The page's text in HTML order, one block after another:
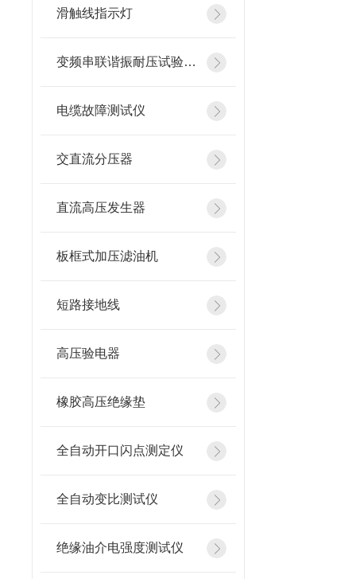
滑触线指示灯
变频串联谐振耐压试验装置
电缆故障测试仪
交直流分压器
直流高压发生器
板框式加压滤油机
短路接地线
高压验电器
橡胶高压绝缘垫
全自动开口闪点测定仪
全自动变比测试仪
绝缘油介电强度测试仪